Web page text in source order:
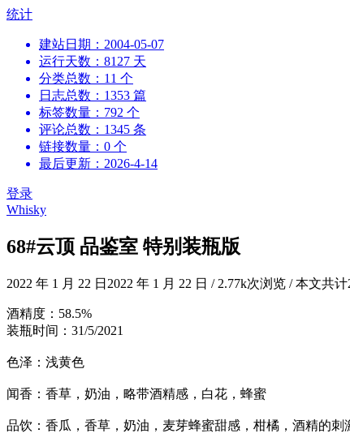
跳
统计
建站日期：2004-05-07
运行天数：8127 天
分类总数：11 个
日志总数：1353 篇
标签数量：792 个
评论总数：1345 条
链接数量：0 个
最后更新：2026-4-14
登录
Whisky
68#云顶 品鉴室 特别装瓶版
2022 年 1 月 22 日 2022 年 1 月 22 日 /2.77k次浏览 /本文共计
酒精度：58.5%
装瓶时间：31/5/2021
色泽：浅黄色
闻香：香草，奶油，略带酒精感，白花，蜂蜜
品饮：香瓜，香草，奶油，麦芽蜂蜜甜感，柑橘，酒精的